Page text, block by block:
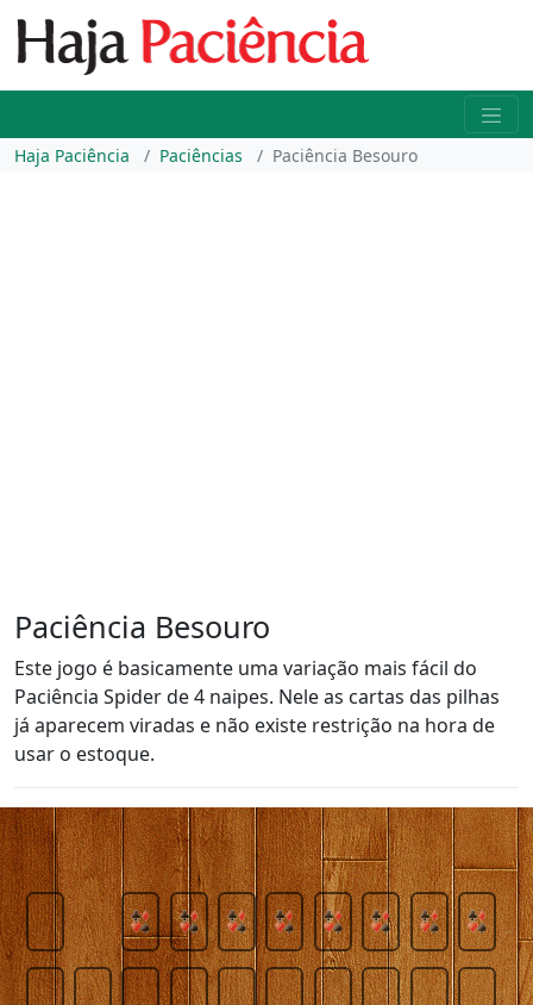
Haja Paciência Paciências Paciência Besouro
Paciência Besouro
Este jogo é basicamente uma variação mais fácil do
Paciência Spider de 4 naipes. Nele as cartas das pilhas
já aparecem viradas e não existe restrição na hora de
usar o estoque.